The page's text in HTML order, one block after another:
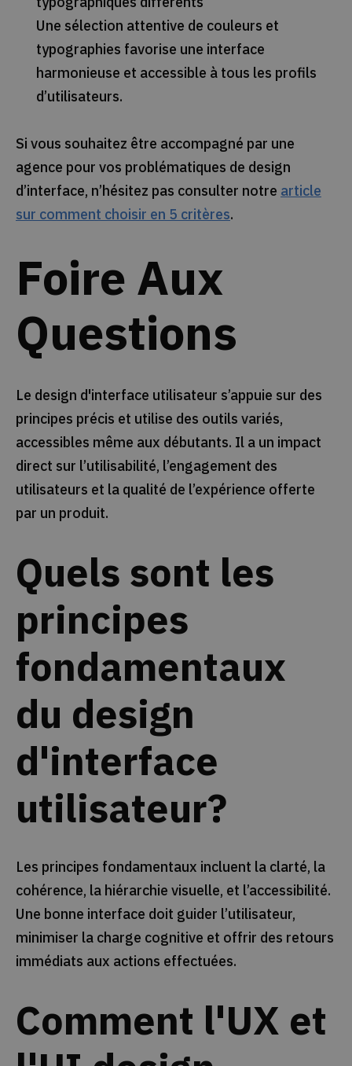
Une sélection attentive de couleurs et
typographies favorise une interface
harmonieuse et accessible à tous les profils
d’utilisateurs.
Si vous souhaitez être accompagné par une
agence pour vos problématiques de design
d’interface, n’hésitez pas consulter notre article
sur comment choisir en 5 critères.
Foire Aux
Questions
Le design d'interface utilisateur s’appuie sur des
principes précis et utilise des outils variés,
accessibles même aux débutants. Il a un impact
direct sur l’utilisabilité, l’engagement des
utilisateurs et la qualité de l’expérience offerte
par un produit.
Quels sont les
principes
fondamentaux
du design
d'interface
utilisateur?
Les principes fondamentaux incluent la clarté, la
cohérence, la hiérarchie visuelle, et l’accessibilité.
Une bonne interface doit guider l’utilisateur,
minimiser la charge cognitive et offrir des retours
immédiats aux actions effectuées.
Comment l'UX et